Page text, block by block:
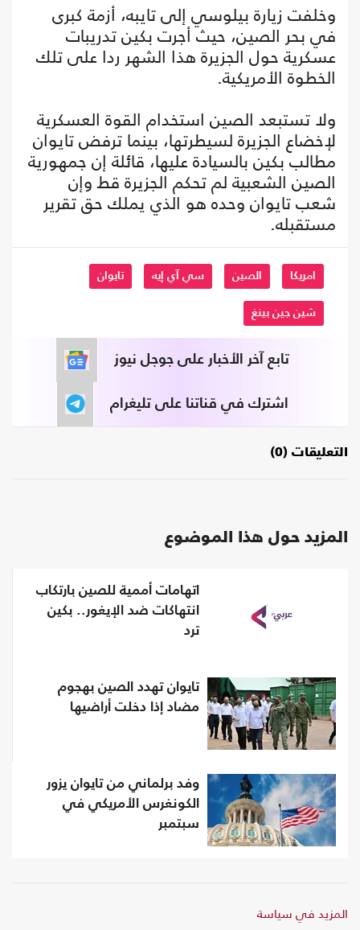
وخلفت زيارة بيلوسي إلى تايبه، أزمة كبرى
في بحر الصين، حيث أجرت بكين تدريبات
عسكرية حول الجزيرة هذا الشهر ردا على تلك
الخطوة الأمريكية.
ولا تستبعد الصين استخدام القوة العسكرية
لإخضاع الجزيرة لسيطرتها، بينما ترفض تايوان
مطالب بكين بالسيادة عليها، قائلة إن جمهورية
الصين الشعبية لم تحكم الجزيرة قط وإن
شعب تايوان وحده هو الذي يملك حق تقرير
مستقبله.
امريكا الصين سي آي إيه تايوان
شين جين بينغ
تابع آخر الأخبار على جوجل نيوز
اشترك في قناتنا على تليغرام
التعليقات (0)
المزيد حول هذا الموضوع
اتهامات أممية للصين بارتكاب
انتهاكات ضد الإيغور.. بكين
ترد
تايوان تهدد الصين بهجوم
مضاد إذا دخلت أراضيها
وفد برلماني من تايوان يزور
الكونغرس الأمريكي في
سبتمبر
المزيد في سياسة